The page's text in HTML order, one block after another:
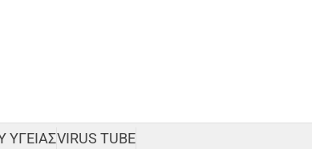
ΥΓΕΙΑΣVIRUS TUBE